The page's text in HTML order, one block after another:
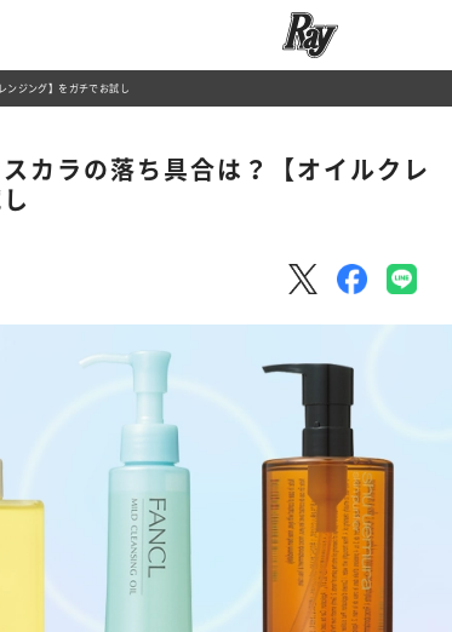
ンジング】をガチでお試し
カラの落ち具合は？【オイルクレ